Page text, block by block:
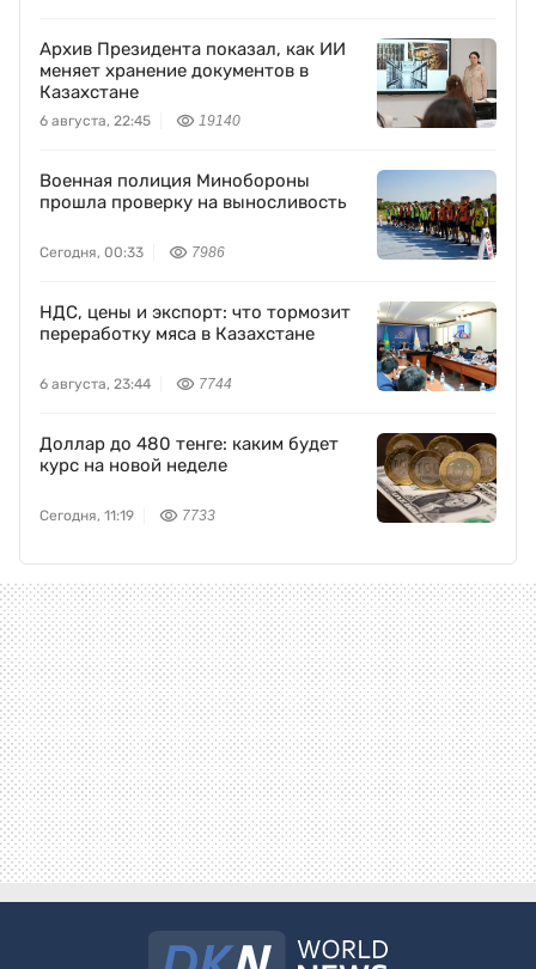
Архив Президента показал, как ИИ
меняет хранение документов в
Казахстане
6 августа, 22:45 19140
Военная полиция Минобороны
прошла проверку на выносливость
Сегодня, 00:33 7986
НДС, цены и экспорт: что тормозит
переработку мяса в Казахстане
6 августа, 23:44 7744
Доллар до 480 тенге: каким будет
курс на новой неделе
Сегодня, 11:19 7733